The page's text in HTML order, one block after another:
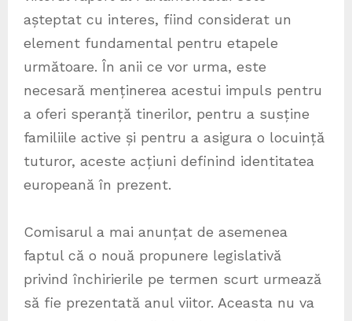
așteptat cu interes, fiind considerat un
element fundamental pentru etapele
următoare. În anii ce vor urma, este
necesară menținerea acestui impuls pentru
a oferi speranță tinerilor, pentru a susține
familiile active și pentru a asigura o locuință
tuturor, aceste acțiuni definind identitatea
europeană în prezent.
Comisarul a mai anunțat de asemenea
faptul că o nouă propunere legislativă
privind închirierile pe termen scurt urmează
să fie prezentată anul viitor. Aceasta nu va